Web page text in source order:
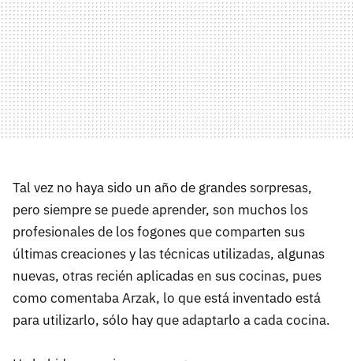
Tal vez no haya sido un año de grandes sorpresas,
pero siempre se puede aprender, son muchos los
profesionales de los fogones que comparten sus
últimas creaciones y las técnicas utilizadas, algunas
nuevas, otras recién aplicadas en sus cocinas, pues
como comentaba Arzak, lo que está inventado está
para utilizarlo, sólo hay que adaptarlo a cada cocina.